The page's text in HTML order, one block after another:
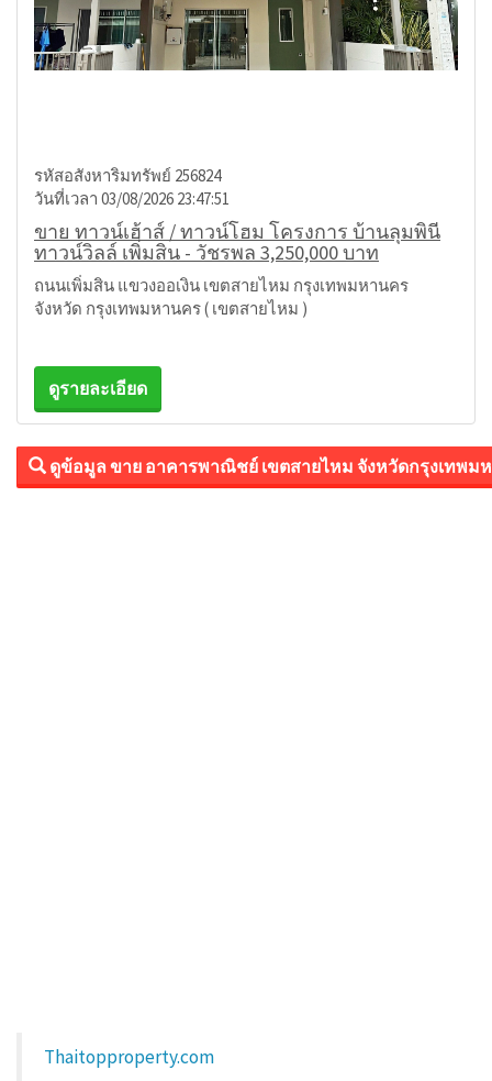
รหัสอสังหาริมทรัพย์ 256824
วันที่เวลา 03/08/2026 23:47:51
ขาย ทาวน์เฮ้าส์ / ทาวน์โฮม โครงการ บ้านลุมพินี
ทาวน์วิลล์ เพิ่มสิน - วัชรพล 3,250,000 บาท
ถนนเพิ่มสิน แขวงออเงิน เขตสายไหม กรุงเทพมหานคร
จังหวัด กรุงเทพมหานคร ( เขตสายไหม )
ดูรายละเอียด
ดูข้อมูล ขาย อาคารพาณิชย์ เขตสายไหม จังหวัดกรุงเทพม
Thaitopproperty.com